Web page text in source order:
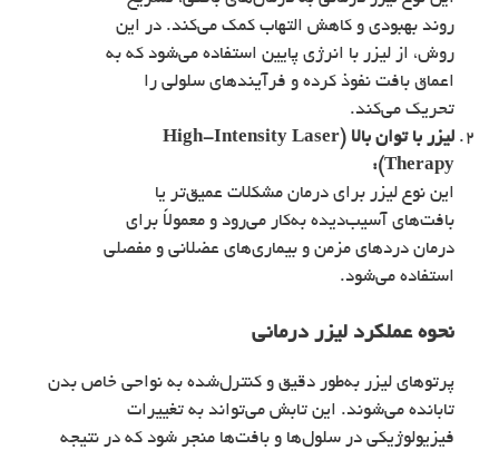
روند بهبودی و کاهش التهاب کمک می‌کند. در این
روش، از لیزر با انرژی پایین استفاده می‌شود که به
اعماق بافت نفوذ کرده و فرآیندهای سلولی را
تحریک می‌کند.
لیزر با توان بالا (High-Intensity Laser
Therapy):
این نوع لیزر برای درمان مشکلات عمیق‌تر یا
بافت‌های آسیب‌دیده به‌کار می‌رود و معمولاً برای
درمان دردهای مزمن و بیماری‌های عضلانی و مفصلی
استفاده می‌شود.
نحوه عملکرد لیزر درمانی
پرتوهای لیزر به‌طور دقیق و کنترل‌شده به نواحی خاص بدن
تابانده می‌شوند. این تابش می‌تواند به تغییرات
فیزیولوژیکی در سلول‌ها و بافت‌ها منجر شود که در نتیجه